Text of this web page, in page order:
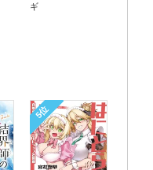
ギ
5位